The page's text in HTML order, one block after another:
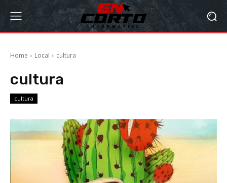
Home Local cultura
cultura
cultura